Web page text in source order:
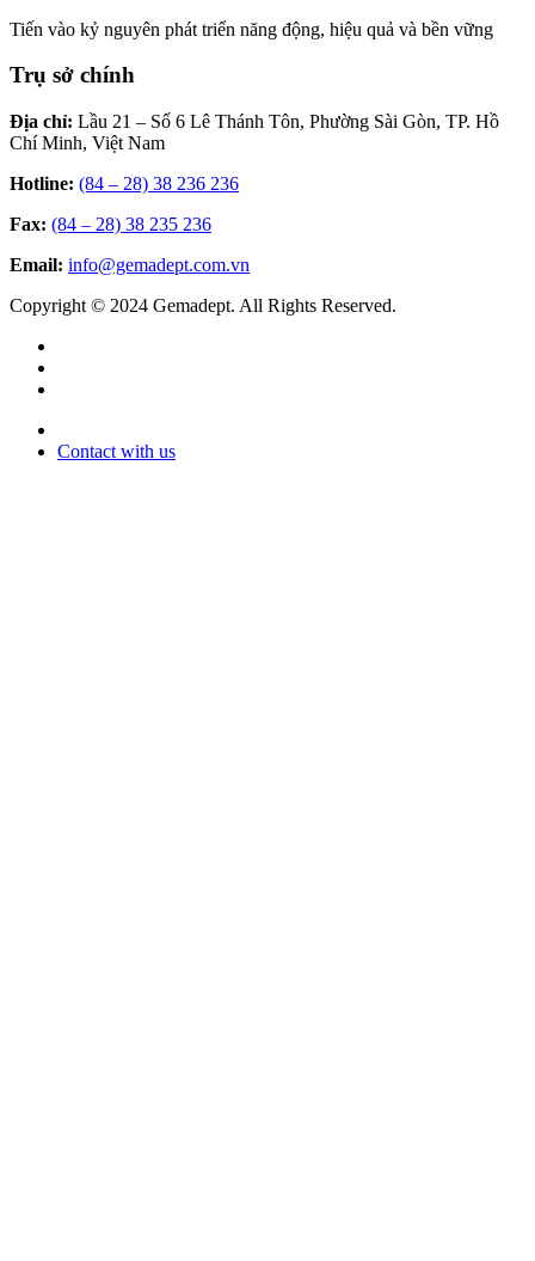
Tiến vào kỷ nguyên phát triển năng động, hiệu quả và bền vững
Trụ sở chính
Địa chỉ: Lầu 21 – Số 6 Lê Thánh Tôn, Phường Sài Gòn, TP. Hồ
Chí Minh, Việt Nam
Hotline: (84 – 28) 38 236 236
Fax: (84 – 28) 38 235 236
Email: info@gemadept.com.vn
Copyright © 2024 Gemadept. All Rights Reserved.
Contact with us